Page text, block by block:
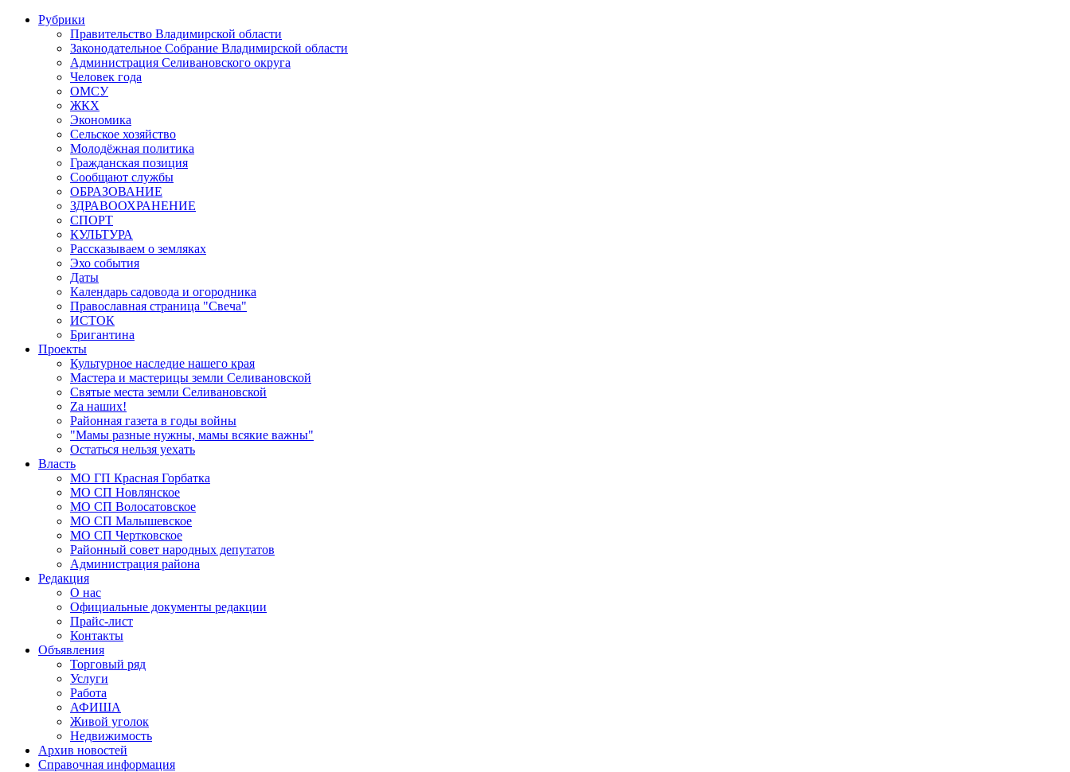
Рубрики
Правительство Владимирской области
Законодательное Собрание Владимирской области
Администрация Селивановского округа
Человек года
ОМСУ
ЖКХ
Экономика
Сельское хозяйство
Молодёжная политика
Гражданская позиция
Сообщают службы
ОБРАЗОВАНИЕ
ЗДРАВООХРАНЕНИЕ
СПОРТ
КУЛЬТУРА
Рассказываем о земляках
Эхо события
Даты
Календарь садовода и огородника
Православная страница "Свеча"
ИСТОК
Бригантина
Проекты
Культурное наследие нашего края
Мастера и мастерицы земли Селивановской
Святые места земли Селивановской
Zа наших!
Районная газета в годы войны
"Мамы разные нужны, мамы всякие важны"
Остаться нельзя уехать
Власть
МО ГП Красная Горбатка
МО СП Новлянское
МО СП Волосатовское
МО СП Малышевское
МО СП Чертковское
Районный совет народных депутатов
Администрация района
Редакция
О нас
Официальные документы редакции
Прайс-лист
Контакты
Объявления
Торговый ряд
Услуги
Работа
АФИША
Живой уголок
Недвижимость
Архив новостей
Справочная информация